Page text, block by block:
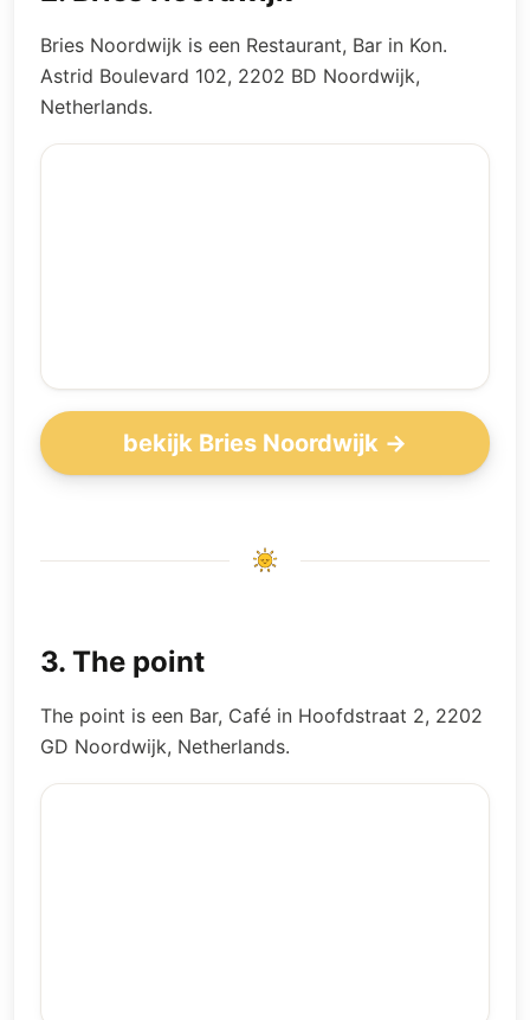
Bries Noordwijk is een Restaurant, Bar in Kon.
Astrid Boulevard 102, 2202 BD Noordwijk,
Netherlands.
bekijk Bries Noordwijk →
3. The point
The point is een Bar, Café in Hoofdstraat 2, 2202
GD Noordwijk, Netherlands.